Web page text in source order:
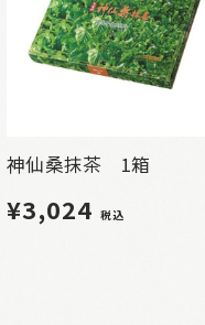
神仙桑抹茶 1箱
¥3,024 税込